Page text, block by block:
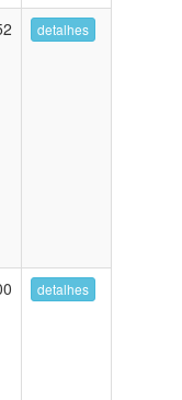
detalhes
detalhes